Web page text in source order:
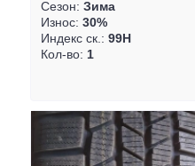
Сезон: Зима
Износ: 30%
Индекс ск.: 99H
Кол-во: 1